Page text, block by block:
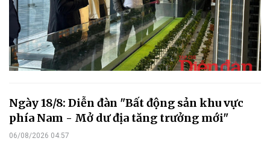
Ngày 18/8: Diễn đàn "Bất động sản khu vực
phía Nam - Mở dư địa tăng trưởng mới"
06/08/2026 04:57